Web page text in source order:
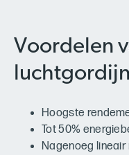
Voordelen
Hoogste
Tot 50%
Nagenoeg lineair